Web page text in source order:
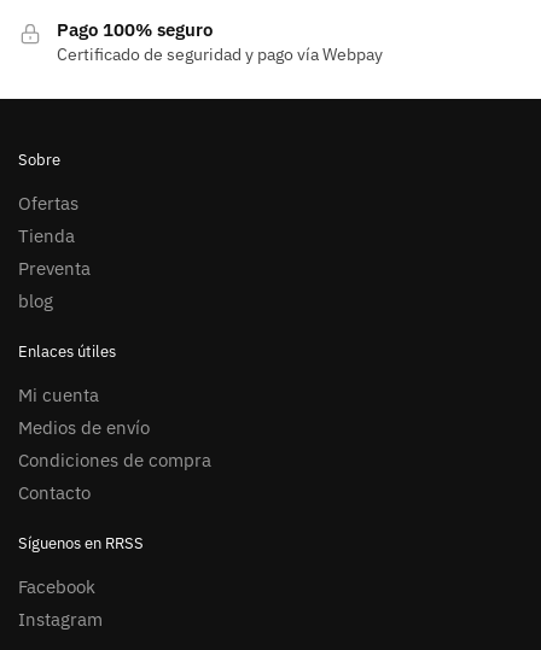
Pago 100% seguro
Certificado de seguridad y pago vía Webpay
Sobre
Ofertas
Tienda
Preventa
blog
Enlaces útiles
Mi cuenta
Medios de envío
Condiciones de compra
Contacto
Síguenos en RRSS
Facebook
Instagram